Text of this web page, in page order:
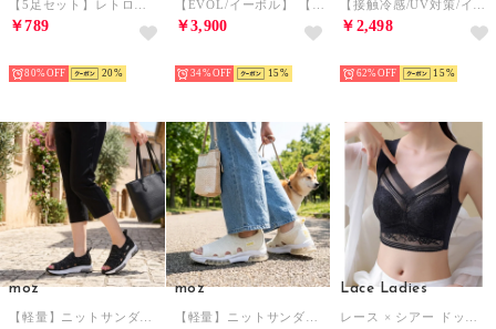
￥789
80% 20
￥3,900
34% 15
￥2,498
62% 15
moz moz Lace Ladies